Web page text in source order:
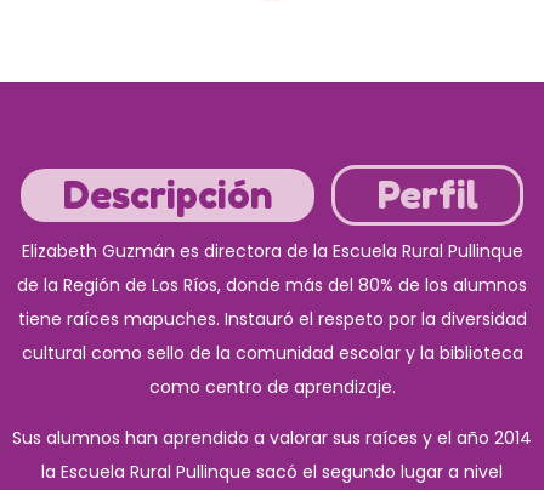
Descripción Perfil
Elizabeth Guzmán es directora de la Escuela Rural Pullinque
de la Región de Los Ríos, donde más del 80% de los alumnos
tiene raíces mapuches. Instauró el respeto por la diversidad
cultural como sello de la comunidad escolar y la biblioteca
como centro de aprendizaje.
Sus alumnos han aprendido a valorar sus raíces y el año 2014
la Escuela Rural Pullinque sacó el segundo lugar a nivel